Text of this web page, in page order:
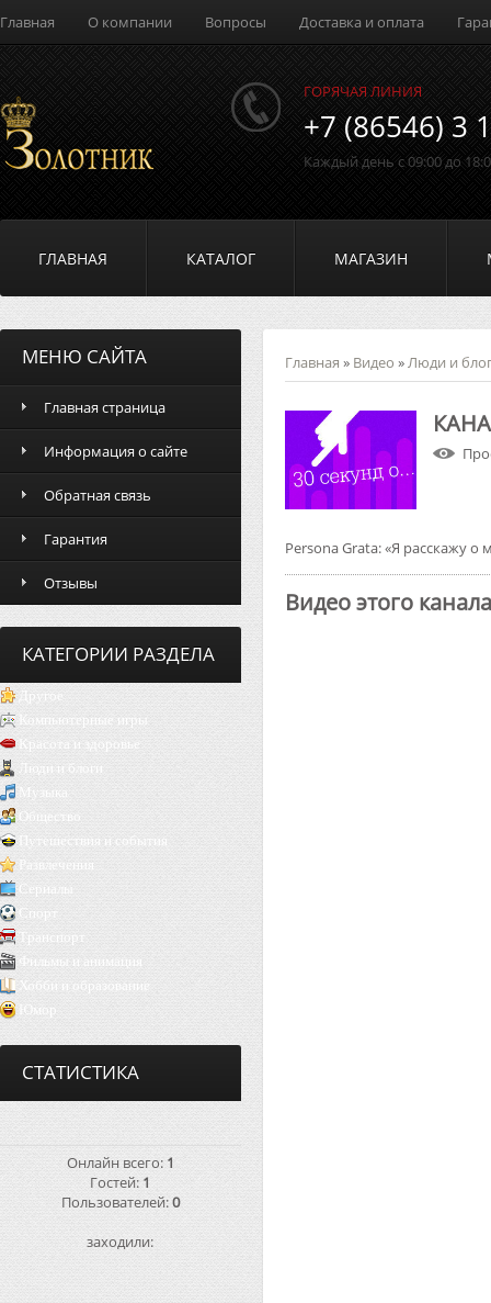
Главная О компании Вопросы Доставка и оплата
ГОРЯЧАЯ ЛИНИЯ
+7 (86546) 3
Каждый день с 09:00 до
ГЛАВНАЯ КАТАЛОГ МАГАЗИН
МЕНЮ САЙТА
Главная страница
Информация о сайте
Обратная связь
Гарантия
Отзывы
КАТЕГОРИИ РАЗДЕЛА
Другое
Компьютерные игры
Красота и здоровье
Люди и блоги
Музыка
Общество
Путешествия и события
Развлечения
Сериалы
Спорт
Транспорт
Фильмы и анимация
Хобби и образование
Юмор
СТАТИСТИКА
Онлайн всего: 1
Гостей: 1
Пользователей:0
заходили:
Главная » Видео »Люди и
Persona Grata: «Я расскажу о
Видео этого канала